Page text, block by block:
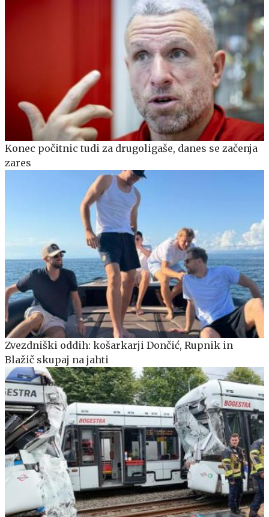
Konec počitnic tudi za drugoligaše, danes se začenja
zares
Zvezdniški oddih: košarkarji Dončić, Rupnik in
Blažič skupaj na jahti